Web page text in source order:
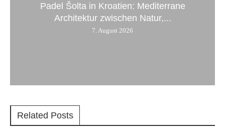
Padel Šolta in Kroatien: Mediterrane
Architektur zwischen Natur,...
7. August 2026
Related Posts